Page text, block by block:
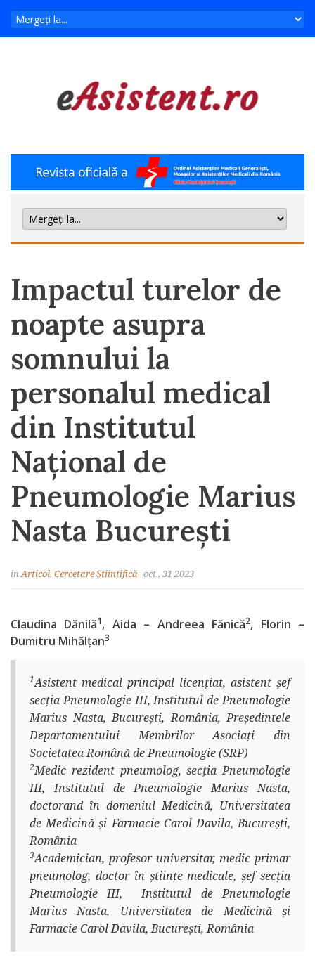
Impactul turelor de
noapte asupra
somnului la
personalul medical
din Institutul
Național de
Pneumologie Marius
Nasta București
inArticol, Cercetare Științifică oct., 31 2023
Claudina Dănilă1, Aida – Andreea Fănică2, Florin –
Dumitru Mihălțan3
1Asistent medical principal licențiat, asistent șef
secția Pneumologie III, Institutul de Pneumologie
Marius Nasta, București, România, Președintele
Departamentului Membrilor Asociați din
Societatea Română de Pneumologie (SRP)
2Medic rezident pneumolog, secția Pneumologie
III, Institutul de Pneumologie Marius Nasta,
doctorand în domeniul Medicină, Universitatea
de Medicină și Farmacie Carol Davila, București,
România
3Academician, profesor universitar, medic primar
pneumolog, doctor în științe medicale, șef secția
Pneumologie III, Institutul de Pneumologie
Marius Nasta, Universitatea de Medicină și
Farmacie Carol Davila, București, România